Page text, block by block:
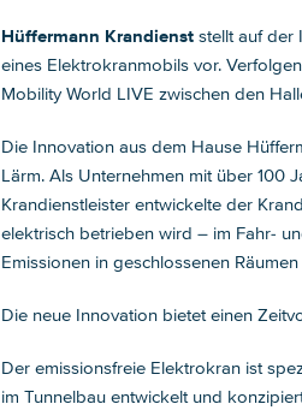
Hüffermann Krandienststellt auf der
eines Elektrokranmobils vor.
Mobility World LIVE zwischen den
Die Innovation aus dem Hause
Lärm. Als Unternehmen mit über 100
Krandienstleister entwickelte der
elektrisch betrieben wird – im Fahr-
Emissionen in geschlossenen
Die neue Innovation bietet einen
Der emissionsfreie Elektrokran ist
im Tunnelbau entwickelt und